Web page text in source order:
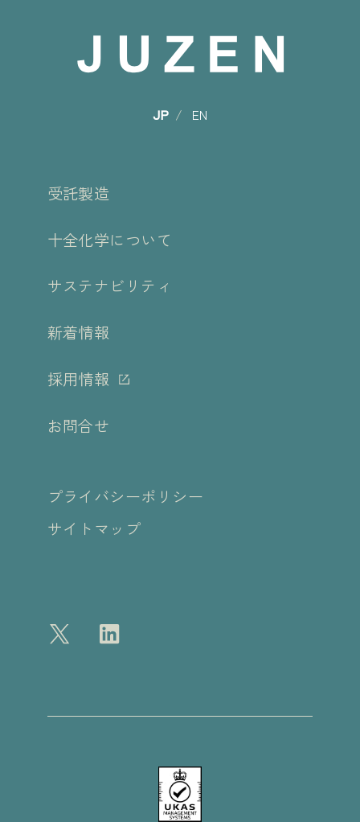
JP EN
受託製造
十全化学について
サステナビリティ
新着情報
採用情報
お問合せ
プライバシーポリシー
サイトマップ